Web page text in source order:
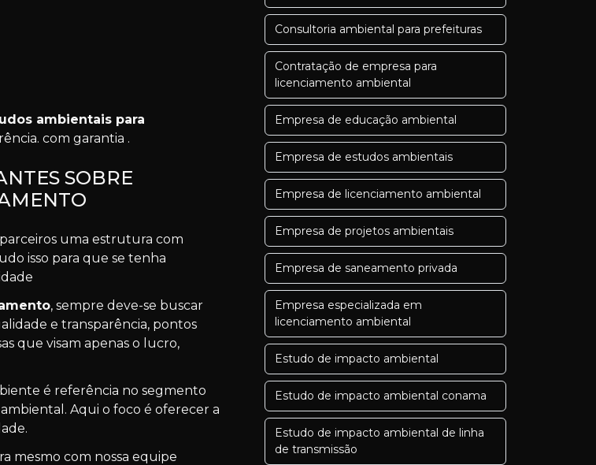
ambientais para
com garantia .
SOBRE
uma estrutura com
isso para que se tenha
, sempre deve-se buscar
e transparência, pontos
que visam apenas o lucro,
é referência no segmento
Aqui o foco é oferecer a
mesmo com nossa equipe
Consultoria ambiental para prefeituras
Contratação de empresa para
licenciamento ambiental
Empresa de educação ambiental
Empresa de estudos ambientais
Empresa de licenciamento ambiental
Empresa de projetos ambientais
Empresa de saneamento privada
Empresa especializada em
licenciamento ambiental
Estudo de impacto ambiental
Estudo de impacto ambiental conama
Estudo de impacto ambiental de linha
de transmissão